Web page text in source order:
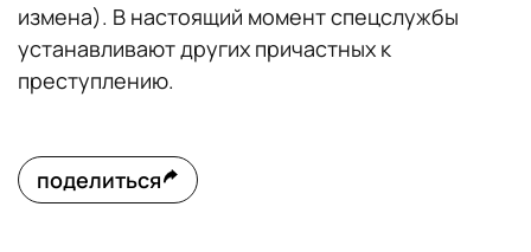
измена). В настоящий момент спецслужбы
устанавливают других причастных к
преступлению.
поделиться